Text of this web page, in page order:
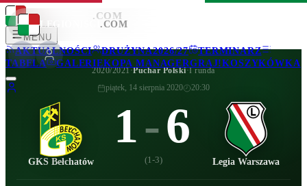
LEGIONISCI .COM
MENU
AKTUALNOŚCI
DRUŻYNA2026/27
TERMINARZ
TABELA
GALERIEKOPA MANAGERGRAJ!KOSZYKÓWKA
LEGIONISCI .COM
2020/2021·Puchar Polski·I runda
piątek, 14 sierpnia 2020
20:30
GKS Bełchatów
1-6
(1-3) Legia Warszawa